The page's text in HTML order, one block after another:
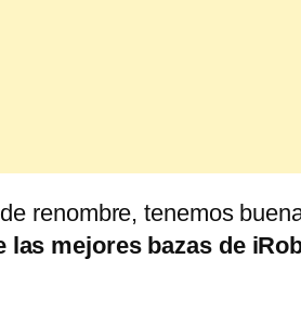
renombre, tenemos
las mejores bazas de